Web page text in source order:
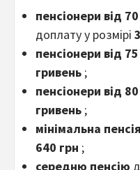
пенсіонери від
доплату у розмірі
пенсіонери від
гривень ;
пенсіонери від
гривень ;
мінімальна пенсія
640 грн ;
середню пенсію